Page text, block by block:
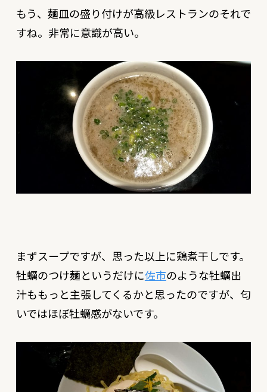
もう、麺皿の盛り付けが高級レストランのそれで
すね。非常に意識が高い。
まずスープですが、思った以上に鶏煮干しです。
牡蠣のつけ麺というだけに佐市のような牡蠣出
汁ももっと主張してくるかと思ったのですが、匂
いではほぼ牡蠣感がないです。